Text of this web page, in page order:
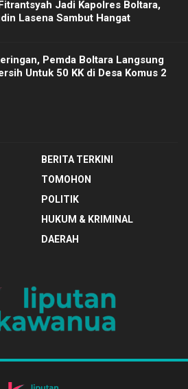
Jadi Kapolres Boltara,
Lasena Sambut Hangat
Pemda Boltara Langsung
Untuk 50 KK di Desa Komus 2
BERITA TERKINI
TOMOHON
POLITIK
HUKUM & KRIMINAL
DAERAH